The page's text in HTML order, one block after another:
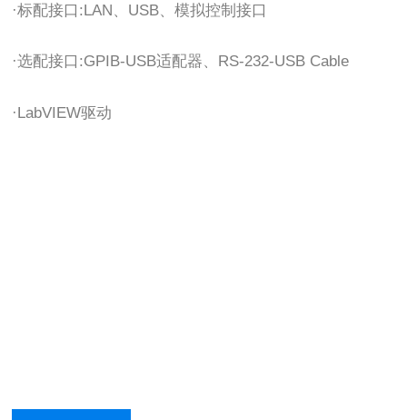
·标配接口:LAN、USB、模拟控制接口
·选配接口:GPIB-USB适配器、RS-232-USB Cable
·LabVIEW驱动